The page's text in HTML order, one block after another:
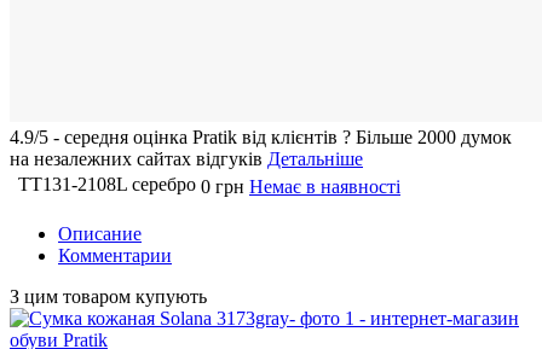
4.9/5 - середня оцiнка Pratik вiд клієнтів ? Більше 2000 думок
на незалежних сайтах відгуків Детальніше
TT131-2108L серебро 0 грн Немає в наявності
Описание
Комментарии
З цим товаром купують